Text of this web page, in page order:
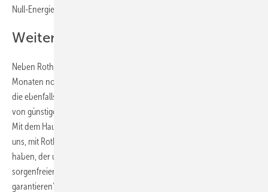
Null-Energiekosten-Haus nimmt ihnen das Risiko komplett ab.“
Weitere Hausbaupartner einbeziehen
Neben Roth-Massivhaus will Octopus aber in den kommenden
Monaten noch Verträge mit weiteren Hausbaupartner unterzeichnen,
die ebenfalls Null-Energiekosten-Häuser bauen werden. „Alle sollen
von günstiger und grüner Energie profitieren“, betont Bastian Gierull.
Mit dem Haus in Mahlow sei dafür der Grundstein gelegt. „Wir freuen
uns, mit Roth-Massivhaus auch bereits den ersten Partner an Bord zu
haben, der uns in der Mission unterstützt, unseren Kund:innen einen
sorgenfreien Einzug ohne Energiekosten ins Eigenheim zu
garantieren“, erklärt Bastian Gierull.